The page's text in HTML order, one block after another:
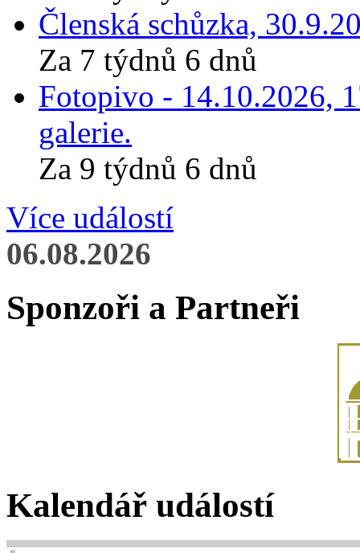
Členská schůzka,
Za 7 týdnů 6 dnů
Fotopivo - 14.10.2026,
galerie.
Za 9 týdnů 6 dnů
Více událostí
06.08.2026
Sponzoři a Partneři
Kalendář událostí